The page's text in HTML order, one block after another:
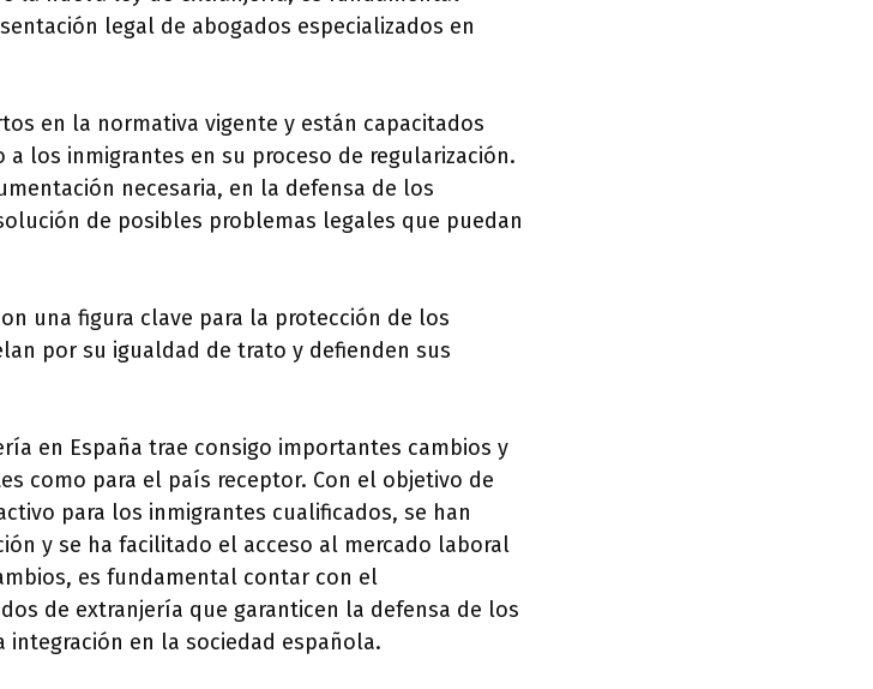
legal de abogados especializados en
en la normativa vigente y están capacitados
los inmigrantes en su proceso de regularización.
necesaria, en la defensa de los
de posibles problemas legales que puedan
una figura clave para la protección de los
por su igualdad de trato y defienden sus
en España trae consigo importantes cambios y
como para el país receptor. Con el objetivo de
para los inmigrantes cualificados, se han
y se ha facilitado el acceso al mercado laboral
es fundamental contar con el
de extranjería que garanticen la defensa de los
en la sociedad española.